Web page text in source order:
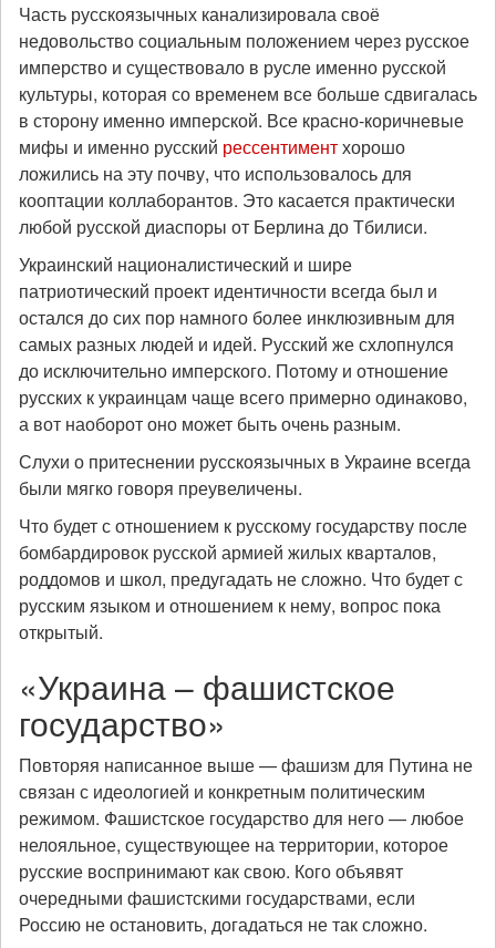
Часть русскоязычных канализировала своё
недовольство социальным положением через русское
имперство и существовало в русле именно русской
культуры, которая со временем все больше сдвигалась
в сторону именно имперской. Все красно-коричневые
мифы и именно русский рессентиментхорошо
ложились на эту почву, что использовалось для
кооптации коллаборантов. Это касается практически
любой русской диаспоры от Берлина до Тбилиси.
Украинский националистический и шире
патриотический проект идентичности всегда был и
остался до сих пор намного более инклюзивным для
самых разных людей и идей. Русский же схлопнулся
до исключительно имперского. Потому и отношение
русских к украинцам чаще всего примерно одинаково,
а вот наоборот оно может быть очень разным.
Слухи о притеснении русскоязычных в Украине всегда
были мягко говоря преувеличены.
Что будет с отношением к русскому государству после
бомбардировок русской армией жилых кварталов,
роддомов и школ, предугадать не сложно. Что будет с
русским языком и отношением к нему, вопрос пока
открытый.
«Украина – фашистское
государство»
Повторяя написанное выше — фашизм для Путина не
связан с идеологией и конкретным политическим
режимом. Фашистское государство для него — любое
нелояльное, существующее на территории, которое
русские воспринимают как свою. Кого объявят
очередными фашистскими государствами, если
Россию не остановить, догадаться не так сложно.